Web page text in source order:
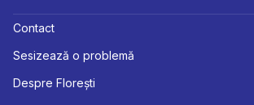
Contact
Sesizează o problemă
Despre Florești